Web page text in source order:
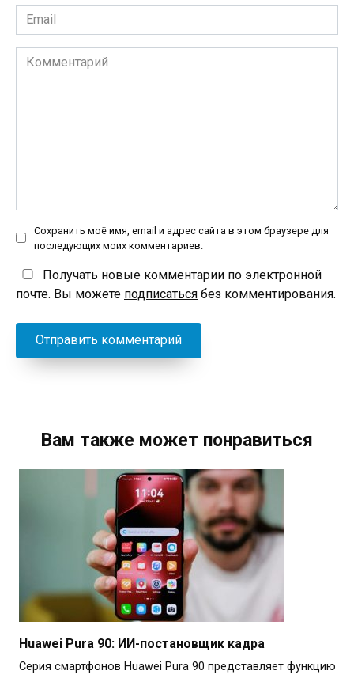
Email
*
Комментарий
Сохранить моё имя, email и адрес сайта в этом браузере для
последующих моих комментариев.
Получать новые комментарии по электронной
почте. Вы можете подписаться без комментирования.
Вам также может понравиться
Huawei Pura 90: ИИ-постановщик кадра
Серия смартфонов Huawei Pura 90 представляет функцию